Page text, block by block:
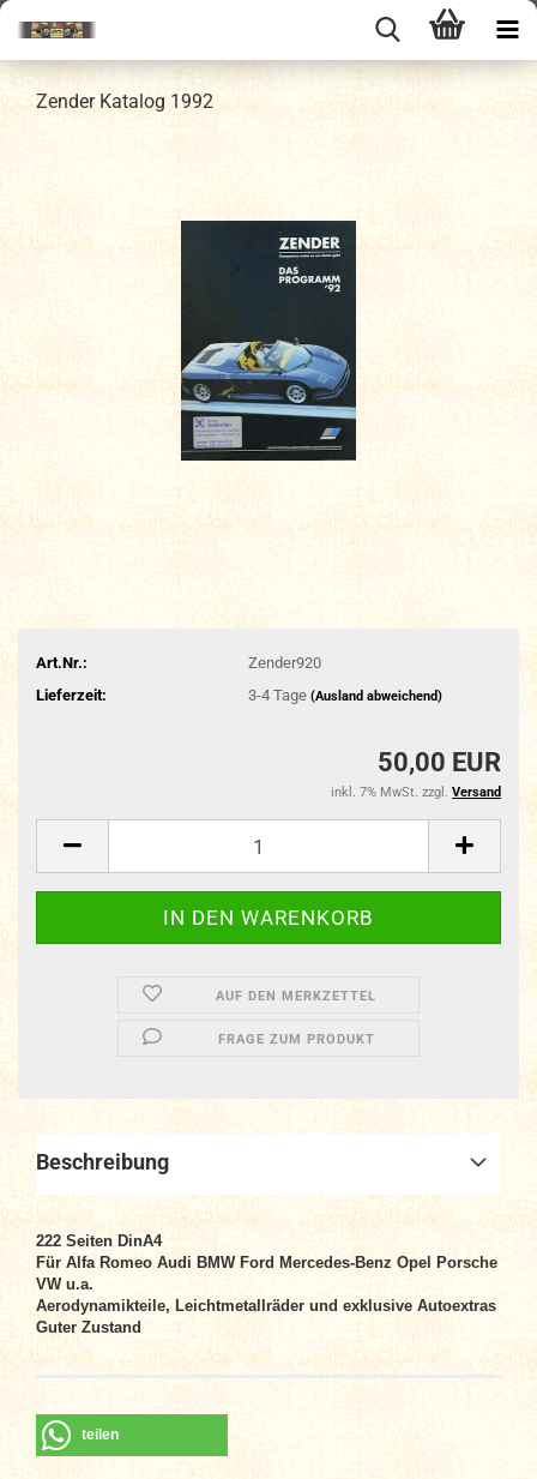
Zender Katalog 1992
Art.Nr.:
Zender920
Lieferzeit:
3-4 Tage (Ausland abweichend)
50,00 EUR
inkl. 7% MwSt. zzgl. Versand
AUF DEN MERKZETTEL
FRAGE ZUM PRODUKT
Beschreibung
222 Seiten DinA4
Für Alfa Romeo Audi BMW Ford Mercedes-Benz Opel Porsche
VW u.a.
Aerodynamikteile, Leichtmetallräder und exklusive Autoextras
Guter Zustand
teilen